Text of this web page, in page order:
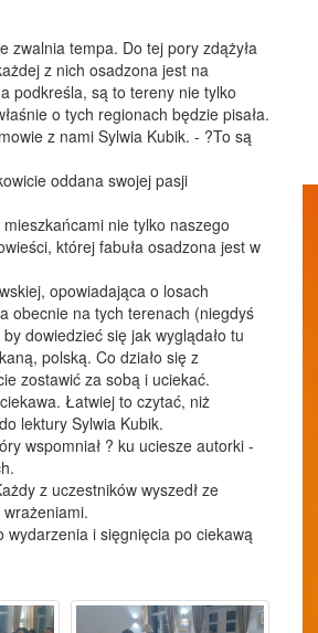
zwalnia tempa. Do tej pory zdążyła
z nich osadzona jest na
podkreśla, są to tereny nie tylko
o tych regionach będzie pisała.
z nami Sylwia Kubik. - ?To są
oddana swojej pasji
nie tylko naszego
której fabuła osadzona jest w
opowiadająca o losach
obecnie na tych terenach (niegdyś
dowiedzieć się jak wyglądało tu
polską. Co działo się z
zostawić za sobą i uciekać.
Łatwiej to czytać, niż
lektury Sylwia Kubik.
wspomniał ? ku uciesze autorki -
z uczestników wyszedł ze
wydarzenia i sięgnięcia po ciekawą